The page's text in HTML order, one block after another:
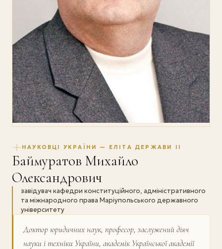
НАУКОВЦІ УКРАЇНИ — ЕЛІТА ДЕРЖАВИ II
Баймуратов Михайло
Олександрович
завідувач кафедри конституційного, адміністративного
та міжнародного права Маріупольського державного
університету
Доктор юридичних наук, професор, заслужений діяч
науки і техніки України, академік Української академії